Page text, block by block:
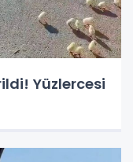
Yüzlercesi